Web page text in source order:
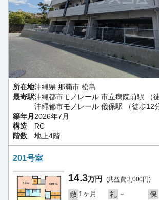
所在地沖縄県 那覇市 松島
最寄駅沖縄都市モノレール 市立病院前駅 （徒
沖縄都市モノレール 儀保駅 （徒歩12分
築年月 2026年7月
構造
RC
階数
地上4階
201号室
14.3万円 (共益費 3,000円)
敷 1ヶ月 礼 － 保